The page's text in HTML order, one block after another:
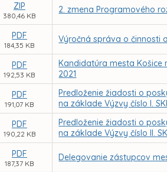
ZIP
380,46 KB
2. zmena Programového
PDF
184,35 KB
Výročná správa o činnosti
PDF
192,53 KB
Kandidatúra mesta Košice
2021
PDF
191,07 KB
Predloženie žiadosti o
na základe Výzvy číslo I.
PDF
190,22 KB
Predloženie žiadosti o
na základe Výzvy číslo II.
PDF
187,37 KB
Delegovanie zástupcov